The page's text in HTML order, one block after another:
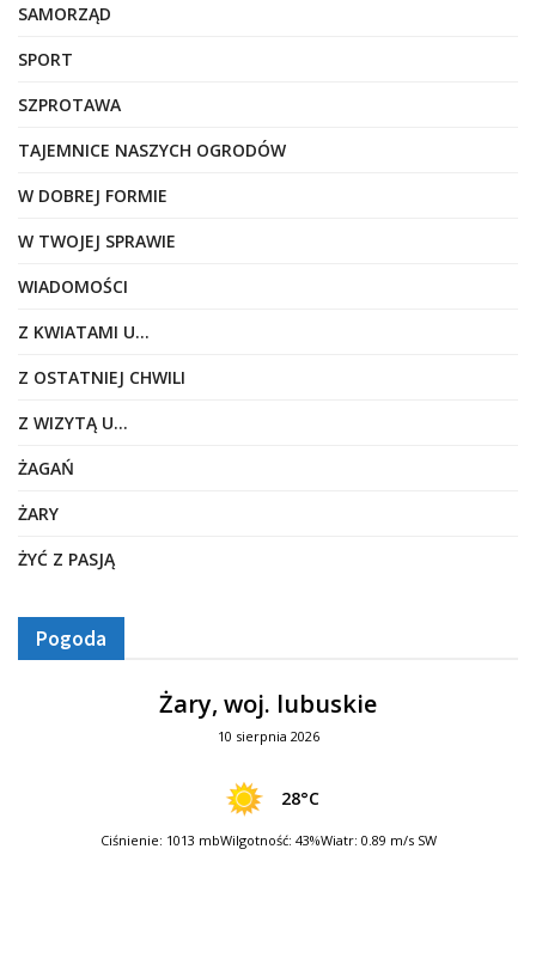
SAMORZĄD
SPORT
SZPROTAWA
TAJEMNICE NASZYCH OGRODÓW
W DOBREJ FORMIE
W TWOJEJ SPRAWIE
WIADOMOŚCI
Z KWIATAMI U…
Z OSTATNIEJ CHWILI
Z WIZYTĄ U…
ŻAGAŃ
ŻARY
ŻYĆ Z PASJĄ
Pogoda
Żary, woj. lubuskie
10 sierpnia 2026
28°C
Ciśnienie: 1013 mbWilgotność: 43%Wiatr: 0.89 m/s SW